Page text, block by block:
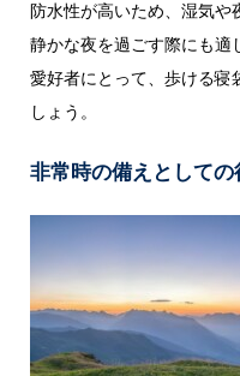
防水性が高いため、湿気や
静かな夜を過ごす際にも適
愛好者にとって、歩ける寝
しょう。
非常時の備えとしての